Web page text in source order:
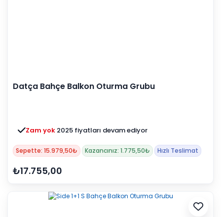
Datça Bahçe Balkon Oturma Grubu
Zam yok 2025 fiyatları devam ediyor
Sepette: 15.979,50₺ Kazancınız: 1.775,50₺ Hızlı Teslimat
₺17.755,00